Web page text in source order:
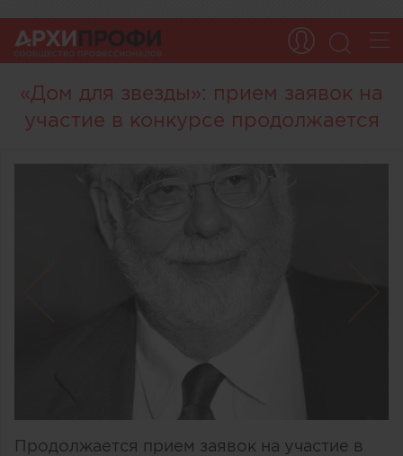
«Дом для звезды»: прием заявок на
участие в конкурсе продолжается
Продолжается прием заявок на участие в